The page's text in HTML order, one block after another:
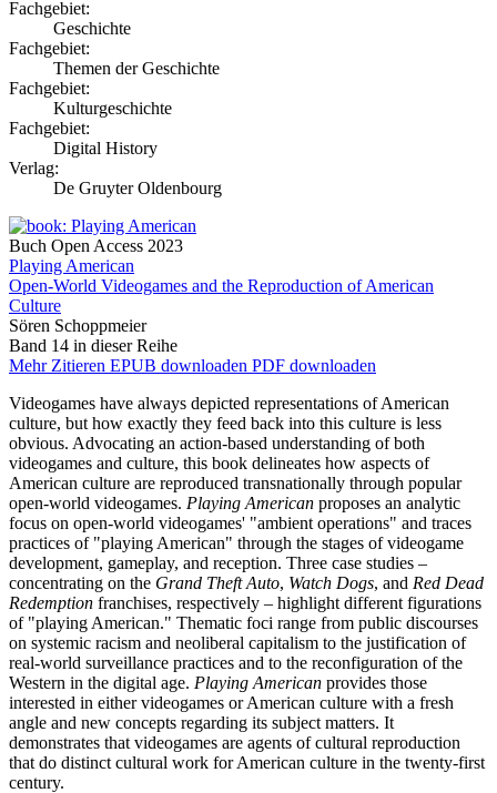
Fachgebiet:
Geschichte
Fachgebiet:
Themen der Geschichte
Fachgebiet:
Kulturgeschichte
Fachgebiet:
Digital History
Verlag:
De Gruyter Oldenbourg
Buch Open Access 2023
Playing American
Open-World Videogames and the Reproduction of American
Culture
Sören Schoppmeier
Band 14 in dieser Reihe
Mehr Zitieren EPUB downloaden PDF downloaden
Videogames have always depicted representations of American
culture, but how exactly they feed back into this culture is less
obvious. Advocating an action-based understanding of both
videogames and culture, this book delineates how aspects of
American culture are reproduced transnationally through popular
open-world videogames. Playing American proposes an analytic
focus on open-world videogames' "ambient operations" and traces
practices of "playing American" through the stages of videogame
development, gameplay, and reception. Three case studies –
concentrating on the Grand Theft Auto, Watch Dogs, and Red Dead
Redemption franchises, respectively – highlight different figurations
of "playing American." Thematic foci range from public discourses
on systemic racism and neoliberal capitalism to the justification of
real-world surveillance practices and to the reconfiguration of the
Western in the digital age. Playing American provides those
interested in either videogames or American culture with a fresh
angle and new concepts regarding its subject matters. It
demonstrates that videogames are agents of cultural reproduction
that do distinct cultural work for American culture in the twenty-first
century.